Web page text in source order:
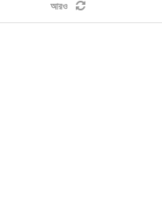
আরও